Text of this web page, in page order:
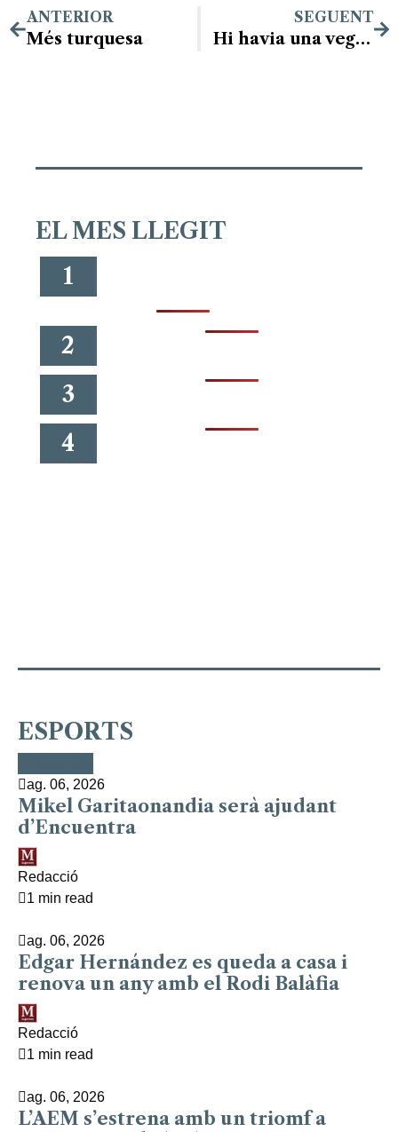
ANTERIOR
Més turquesa
SEGUENT
Hi havia una vegada…
EL MES LLEGIT
1
2
3
4
ESPORTS
ag. 06, 2026
Mikel Garitaonandia serà ajudant
d’Encuentra
Redacció
1 min read
ag. 06, 2026
Edgar Hernández es queda a casa i
renova un any amb el Rodi Balàfia
Redacció
1 min read
ag. 06, 2026
L’AEM s’estrena amb un triomf a